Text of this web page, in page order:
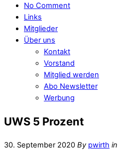
No Comment
Links
Mitglieder
Über uns
Kontakt
Vorstand
Mitglied werden
Abo Newsletter
Werbung
UWS 5 Prozent
30. September 2020 By pwirth in